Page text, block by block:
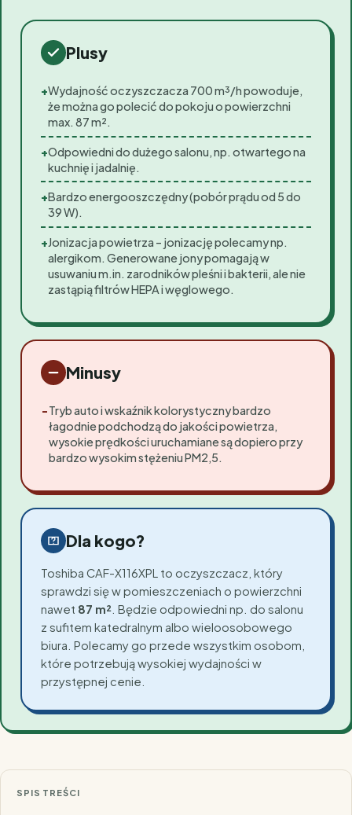
Plusy
+Wydajność oczyszczacza 700 m³/h powoduje,
że można go polecić do pokoju o powierzchni
max. 87 m².
+Odpowiedni do dużego salonu, np. otwartego na
kuchnię i jadalnię.
+Bardzo energooszczędny (pobór prądu od 5 do
39 W).
+Jonizacja powietrza – jonizację polecamy np.
alergikom. Generowane jony pomagają w
usuwaniu m.in. zarodników pleśni i bakterii, ale nie
zastąpią filtrów HEPA i węglowego.
Minusy
−Tryb auto i wskaźnik kolorystyczny bardzo
łagodnie podchodzą do jakości powietrza,
wysokie prędkości uruchamiane są dopiero przy
bardzo wysokim stężeniu PM2,5.
Dla kogo?
Toshiba CAF-X116XPL to oczyszczacz, który
sprawdzi się w pomieszczeniach o powierzchni
nawet 87 m² . Będzie odpowiedni np. do salonu
z sufitem katedralnym albo wieloosobowego
biura. Polecamy go przede wszystkim osobom,
które potrzebują wysokiej wydajności w
przystępnej cenie.
SPIS TREŚCI